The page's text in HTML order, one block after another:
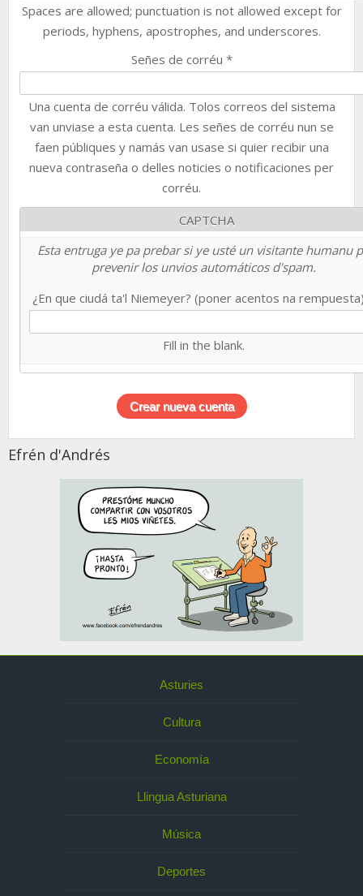
Spaces are allowed; punctuation is not allowed except for
periods, hyphens, apostrophes, and underscores.
Señes de corréu *
Una cuenta de corréu válida. Tolos correos del sistema
van unviase a esta cuenta. Les señes de corréu nun se
faen públiques y namás van usase si quier recibir una
nueva contraseña o delles noticies o notificaciones per
corréu.
CAPTCHA
Esta entruga ye pa prebar si ye usté un visitante humanu
prevenir los unvios automáticos d'spam.
¿En que ciudá ta'l Niemeyer? (poner acentos na
Fill in the blank.
Efrén d'Andrés
Asturies
Cultura
Economía
Llingua Asturiana
Música
Deportes